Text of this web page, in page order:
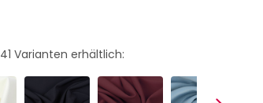
41 Varianten erhältlich: